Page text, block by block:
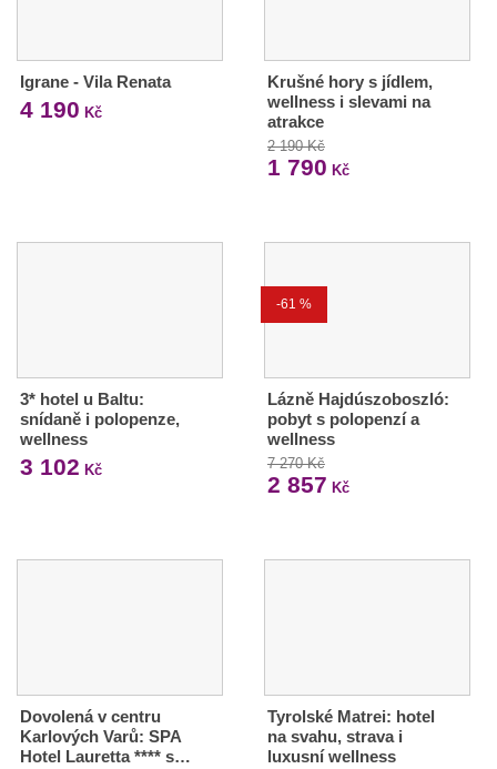
Igrane - Vila Renata
4 190 Kč
Krušné hory s jídlem,
wellness i slevami na
atrakce
2 190 Kč
1 790 Kč
3* hotel u Baltu:
snídaně i polopenze,
wellness
3 102 Kč
-61 %
Lázně Hajdúszoboszló:
pobyt s polopenzí a
wellness
7 270 Kč
2 857 Kč
Dovolená v centru
Karlových Varů: SPA
Hotel Lauretta **** s…
Tyrolské Matrei: hotel
na svahu, strava i
luxusní wellness